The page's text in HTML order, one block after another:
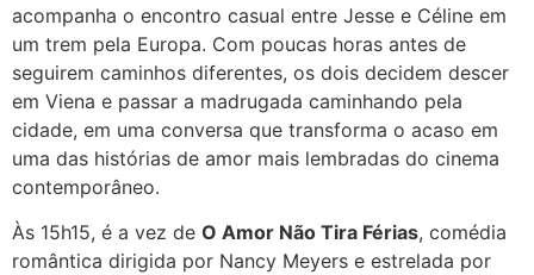
acompanha o encontro casual entre Jesse e Céline em
um trem pela Europa. Com poucas horas antes de
seguirem caminhos diferentes, os dois decidem descer
em Viena e passar a madrugada caminhando pela
cidade, em uma conversa que transforma o acaso em
uma das histórias de amor mais lembradas do cinema
contemporâneo.
Às 15h15, é a vez de O Amor Não Tira Férias, comédia
romântica dirigida por Nancy Meyers e estrelada por